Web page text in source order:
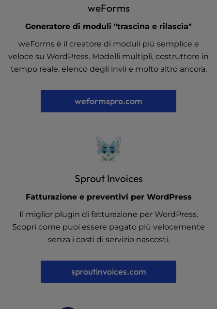
weForms
Generatore di moduli "trascina e rilascia"
weForms è il creatore di moduli più semplice e
veloce su WordPress. Modelli multipli, costruttore in
tempo reale, elenco degli invii e molto altro ancora.
weformspro.com
Sprout Invoices
Fatturazione e preventivi per WordPress
Il miglior plugin di fatturazione per WordPress.
Scopri come puoi essere pagato più velocemente
senza i costi di servizio nascosti.
sproutinvoices.com